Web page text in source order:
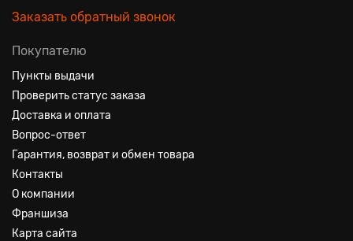
Заказать обратный звонок
Покупателю
Пункты выдачи
Проверить статус заказа
Доставка и оплата
Вопрос-ответ
Гарантия, возврат и обмен товара
Контакты
О компании
Франшиза
Карта сайта